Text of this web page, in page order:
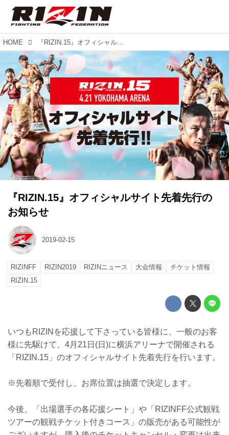
HOME 『RIZIN.15』オフィシャルサイト先着先行のお知らせ
『RIZIN.15』オフィシャルサイト先着先行の
お知らせ
2019-02-15
RIZINFF RIZIN2019 RIZINニュース 大会情報
チケット情報
RIZIN.15
いつもRIZINを応援して下さっている皆様に、一般のお客
様に先駆けて、4月21日(日)に横浜アリーナで開催される
「RIZIN.15」のオフィシャルサイト先着先行を行います。
※先着順で受付し、お席位置は抽選で決定します。
今後、「出場選手の各応援シート」や「RIZINFF公式観戦
ツアーの観戦チケット付きコース」の販売がある可能性が